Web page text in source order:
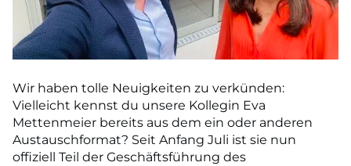
Wir haben tolle Neuigkeiten zu verkünden:
Vielleicht kennst du unsere Kollegin Eva
Mettenmeier bereits aus dem ein oder anderen
Austauschformat? Seit Anfang Juli ist sie nun
offiziell Teil der Geschäftsführung des